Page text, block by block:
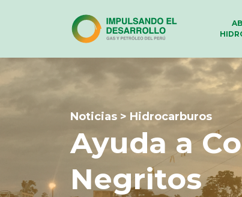
Noticias > Hidrocarburos
Ayuda a
Negritos